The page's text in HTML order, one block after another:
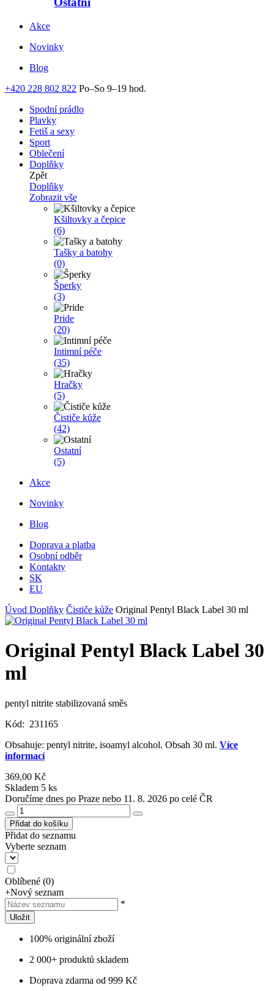
Akce
Novinky
Blog
+420 228 802 822 Po–So 9–19 hod.
Spodní prádlo
Plavky
Fetiš a sexy
Sport
Oblečení
Doplňky
Zpět
Doplňky
Zobrazit vše
Kšiltovky a čepice
(6)
Tašky a batohy
(0)
Šperky
(3)
Pride
(20)
Intimní péče
(35)
Hračky
(5)
Čističe kůže
(42)
Ostatní
(5)
Akce
Novinky
Blog
Doprava a platba
Osobní odběr
Kontakty
SK
EU
Úvod Doplňky Čističe kůže Original Pentyl Black Label 30 ml
Original Pentyl Black Label 30
ml
pentyl nitrite stabilizovaná směs
Kód: 231165
Obsahuje: pentyl nitrite, isoamyl alcohol. Obsah 30 ml. Více
informací
369,00 Kč
Skladem 5 ks
Doručíme dnes po Praze nebo 11. 8. 2026 po celé ČR
Přidat do košíku
Přidat do seznamu
Vyberte seznam
Oblíbené (0)
+Nový seznam
*
Uložit
100% originální zboží
2 000+ produktů skladem
Doprava zdarma od 999 Kč